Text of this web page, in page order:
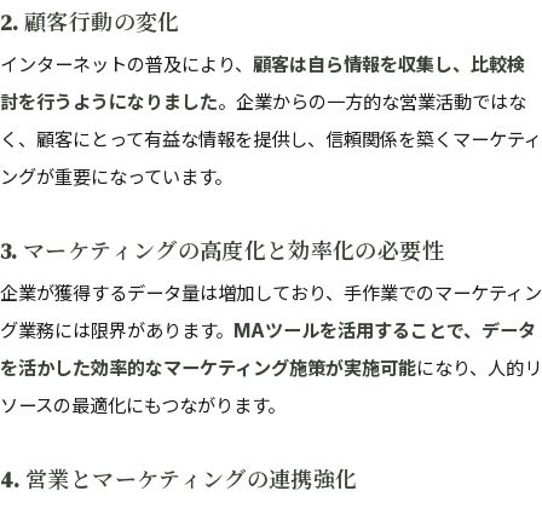
2. 顧客行動の変化
インターネットの普及により、 顧客は自ら情報を収集し、比較検
討を行うようになりました。企業からの一方的な営業活動ではな
く、顧客にとって有益な情報を提供し、信頼関係を築くマーケティ
ングが重要になっています。
3. マーケティングの高度化と効率化の必要性
企業が獲得するデータ量は増加しており、手作業でのマーケティン
グ業務には限界があります。 MAツールを活用することで、データ
を活かした効率的なマーケティング施策が実施可能になり、人的リ
ソースの最適化にもつながります。
4. 営業とマーケティングの連携強化